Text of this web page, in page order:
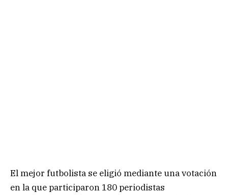
El mejor futbolista se eligió mediante una votación
en la que participaron 180 periodistas